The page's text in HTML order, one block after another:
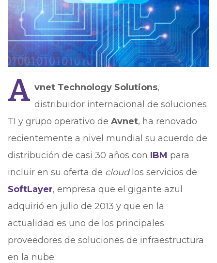
A vnet Technology Solutions,
distribuidor internacional de soluciones
TI y grupo operativo de Avnet, ha renovado
recientemente a nivel mundial su acuerdo de
distribución de casi 30 años con IBM para
incluir en su oferta de cloudlos servicios de
SoftLayer, empresa que el gigante azul
adquirió en julio de 2013 y que en la
actualidad es uno de los principales
proveedores de soluciones de infraestructura
en la nube.